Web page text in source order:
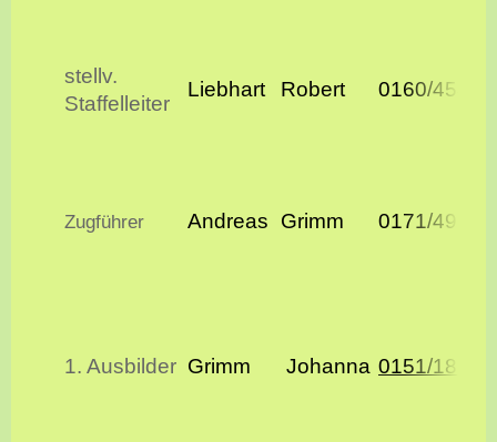
stellv.
Staffelleiter
Liebhart Robert 0160/
Zugführer Andreas Grimm 0171/
1. Ausbilder Grimm Johanna 0151/